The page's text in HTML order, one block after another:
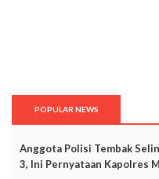
POPULAR NEWS
Anggota Polisi Tembak
3, Ini Pernyataan Kapolres